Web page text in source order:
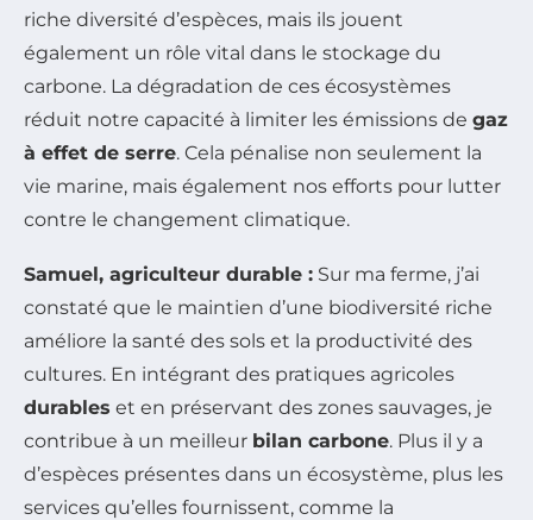
riche diversité d’espèces, mais ils jouent
également un rôle vital dans le stockage du
carbone. La dégradation de ces écosystèmes
réduit notre capacité à limiter les émissions de gaz
à effet de serre. Cela pénalise non seulement la
vie marine, mais également nos efforts pour lutter
contre le changement climatique.
Samuel, agriculteur durable : Sur ma ferme, j’ai
constaté que le maintien d’une biodiversité riche
améliore la santé des sols et la productivité des
cultures. En intégrant des pratiques agricoles
durables et en préservant des zones sauvages, je
contribue à un meilleur bilan carbone. Plus il y a
d’espèces présentes dans un écosystème, plus les
services qu’elles fournissent, comme la